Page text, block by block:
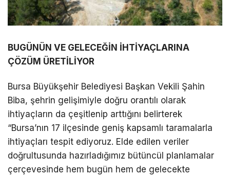
BUGÜNÜN VE GELECEĞİN İHTİYAÇLARINA
ÇÖZÜM ÜRETİLİYOR
Bursa Büyükşehir Belediyesi Başkan Vekili Şahin
Biba, şehrin gelişimiyle doğru orantılı olarak
ihtiyaçların da çeşitlenip arttığını belirterek
“Bursa’nın 17 ilçesinde geniş kapsamlı taramalarla
ihtiyaçları tespit ediyoruz. Elde edilen veriler
doğrultusunda hazırladığımız bütüncül planlamalar
çerçevesinde hem bugün hem de gelecekte